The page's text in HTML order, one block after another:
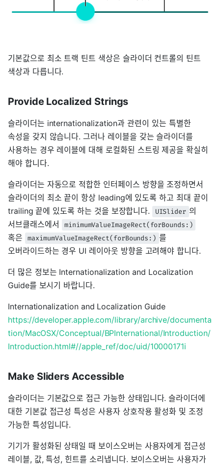
기본값으로 최소 트랙 틴트 색상은 슬라이더 컨트롤의 틴트
색상과 다릅니다.
Provide Localized Strings
슬라이더는 internationalization과 관련이 있는 특별한
속성을 갖지 않습니다. 그러나 레이블을 갖는 슬라이더를
사용하는 경우 레이블에 대해 로컬화된 스트링 제공을 확실히
해야 합니다.
슬라이더는 자동으로 적합한 인터페이스 방향을 조정하면서
슬라이더의 최소 끝이 항상 leading에 있도록 하고 최대 끝이
trailing 끝에 있도록 하는 것을 보장합니다.
UISlider 의
서브클래스에서
minimumValueImageRect(forBounds:)
혹은 maximumValueImageRect(forBounds:) 를
오버라이드하는 경우 UI 레이아웃 방향을 고려해야 합니다.
더 많은 정보는 Internationalization and Localization
Guide를 보시기 바랍니다.
Internationalization and Localization Guide
https://developer.apple.com/library/archive/documenta
tion/MacOSX/Conceptual/BPInternational/Introduction/
Introduction.html#//apple_ref/doc/uid/10000171i
Make Sliders Accessible
슬라이더는 기본값으로 접근 가능한 상태입니다. 슬라이더에
대한 기본값 접근성 특성은 사용자 상호작용 활성화 및 조정
가능한 특성입니다.
기기가 활성화된 상태일 때 보이스오버는 사용자에게 접근성
레이블, 값, 특성, 힌트를 소리냅니다. 보이스오버는 사용자가